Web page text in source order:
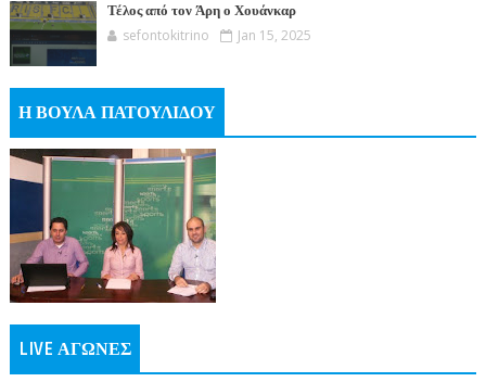
Τέλος από τον Άρη ο Χουάνκαρ
sefontokitrino Jan 15, 2025
Η ΒΟΥΛΑ ΠΑΤΟΥΛΙΔΟΥ
LIVE ΑΓΩΝΕΣ